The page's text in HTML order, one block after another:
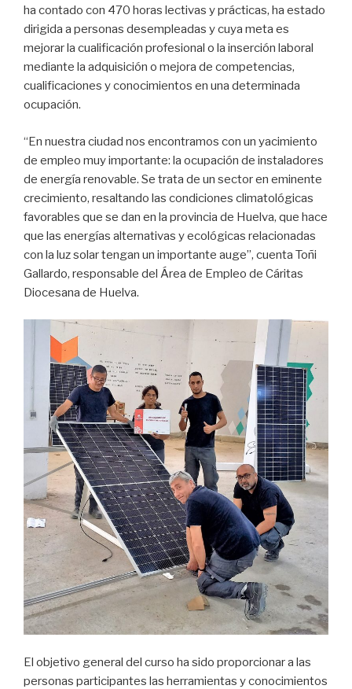
ha contado con 470 horas lectivas y prácticas, ha estado
dirigida a personas desempleadas y cuya meta es
mejorar la cualificación profesional o la inserción laboral
mediante la adquisición o mejora de competencias,
cualificaciones y conocimientos en una determinada
ocupación.
“En nuestra ciudad nos encontramos con un yacimiento
de empleo muy importante: la ocupación de instaladores
de energía renovable. Se trata de un sector en eminente
crecimiento, resaltando las condiciones climatológicas
favorables que se dan en la provincia de Huelva, que hace
que las energías alternativas y ecológicas relacionadas
con la luz solar tengan un importante auge”, cuenta Toñi
Gallardo, responsable del Área de Empleo de Cáritas
Diocesana de Huelva.
El objetivo general del curso ha sido proporcionar a las
personas participantes las herramientas y conocimientos